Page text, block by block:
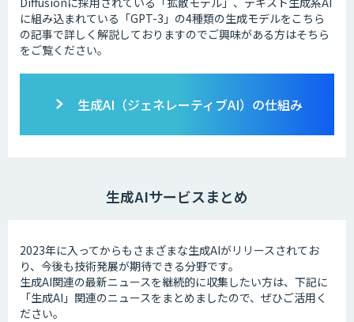
に組み込まれている「GPT-3」の4種類の生成モデルをこちら
の記事で詳しく解説しておりますのでご興味がある方はそちら
をご覧ください。
生成AI（ジェネレーティブAI）の仕組み
生成AIサービスまとめ
2023年に入ってからもさまざまな生成AIがリリースされてお
り、今後も技術発展が期待できる分野です。
生成AI関連の最新ニュースを継続的に収集したい方は、下記に
「生成AI」関連のニュースをまとめましたので、ぜひご活用く
ださい。